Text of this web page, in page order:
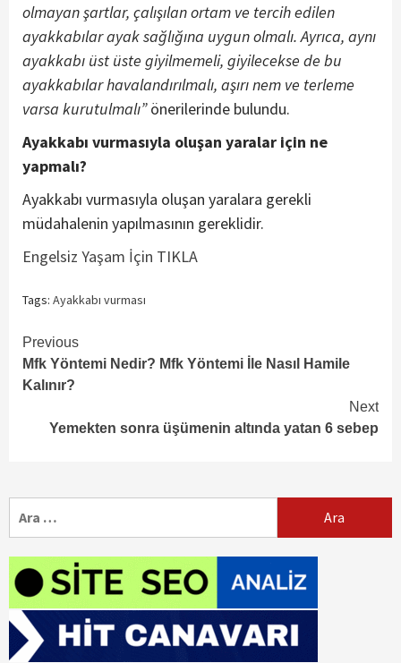
olmayan şartlar, çalışılan ortam ve tercih edilen
ayakkabılar ayak sağlığına uygun olmalı. Ayrıca, aynı
ayakkabı üst üste giyilmemeli, giyilecekse de bu
ayakkabılar havalandırılmalı, aşırı nem ve terleme
varsa kurutulmalı”önerilerinde bulundu.
Ayakkabı vurmasıyla oluşan yaralar için ne
yapmalı?
Ayakkabı vurmasıyla oluşan yaralara gerekli
müdahalenin yapılmasının gereklidir.
Engelsiz Yaşam İçin TIKLA
Tags: Ayakkabı vurması
Continue
Reading
Previous
Mfk Yöntemi Nedir? Mfk Yöntemi İle Nasıl Hamile
Kalınır?
Next
Yemekten sonra üşümenin altında yatan 6 sebep